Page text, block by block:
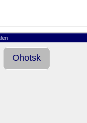
Ohotsk